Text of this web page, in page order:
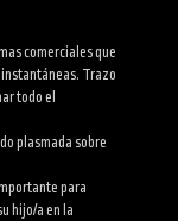
comerciales que
Trazo
todo el
plasmada sobre
para
hijo/a en la